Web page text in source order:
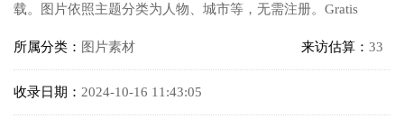
载。图片依照主题分类为人物、城市等，无需注册。Gratis
所属分类： 图片素材 来访估算： 33
收录日期： 2024-10-16 11:43:05